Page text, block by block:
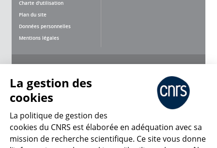
Charte d'utilisation
Plan du site
Données personnelles
Mentions légales
CNRS Le Mag
La gestion des
cookies
La politique de gestion des
cookies du CNRS est élaborée en adéquation avec sa
mission de recherche scientifique. Ce site vous donne